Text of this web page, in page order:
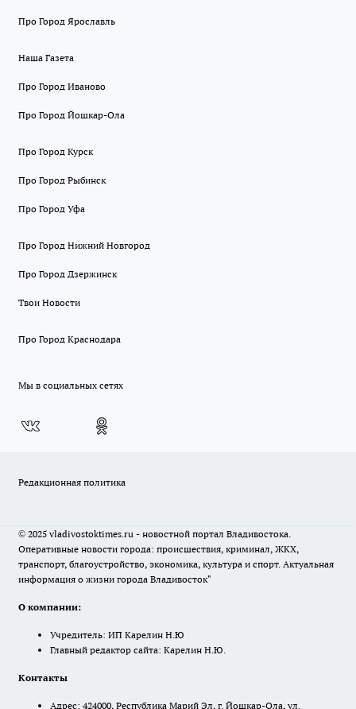
Про Город Ярославль
Наша Газета
Про Город Иваново
Про Город Йошкар-Ола
Про Город Курск
Про Город Рыбинск
Про Город Уфа
Про Город Нижний Новгород
Про Город Дзержинск
Твои Новости
Про Город Краснодара
Мы в социальных сетях
Редакционная политика
© 2025 vladivostoktimes.ru - новостной портал Владивостока.
Оперативные новости города: происшествия, криминал, ЖКХ,
транспорт, благоустройство, экономика, культура и спорт. Актуальная
информация о жизни города Владивосток"
О компании:
Учредитель: ИП Карелин Н.Ю
Главный редактор сайта: Карелин Н.Ю.
Контакты
Адрес: 424000, Республика Марий Эл, г. Йошкар-Ола, ул.